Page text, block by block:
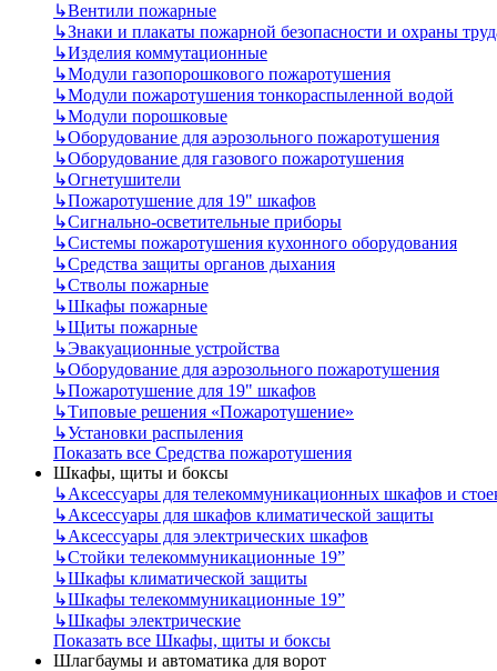
↳Вентили пожарные
↳Знаки и плакаты пожарной безопасности и охраны
↳Изделия коммутационные
↳Модули газопорошкового пожаротушения
↳Модули пожаротушения тонкораспыленной водой
↳Модули порошковые
↳Оборудование для аэрозольного пожаротушения
↳Оборудование для газового пожаротушения
↳Огнетушители
↳Пожаротушение для 19" шкафов
↳Сигнально-осветительные приборы
↳Системы пожаротушения кухонного оборудования
↳Средства защиты органов дыхания
↳Стволы пожарные
↳Шкафы пожарные
↳Щиты пожарные
↳Эвакуационные устройства
↳Оборудование для аэрозольного пожаротушения
↳Пожаротушение для 19" шкафов
↳Типовые решения «Пожаротушение»
↳Установки распыления
Показать все Средства пожаротушения
Шкафы, щиты и боксы
↳Аксессуары для телекоммуникационных шкафов и
↳Аксессуары для шкафов климатической защиты
↳Аксессуары для электрических шкафов
↳Стойки телекоммуникационные 19”
↳Шкафы климатической защиты
↳Шкафы телекоммуникационные 19”
↳Шкафы электрические
Показать все Шкафы, щиты и боксы
Шлагбаумы и автоматика для ворот